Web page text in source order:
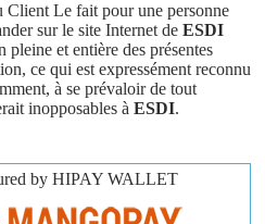
Le fait pour une personne
sur le site Internet de ESDI
pleine et entière des présentes
ce qui est expressément reconnu
à se prévaloir de tout
inopposables à ESDI.
by HIPAY WALLET